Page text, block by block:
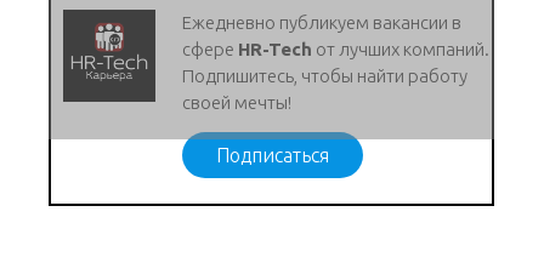
Ежедневно публикуем вакансии в
сфере HR-Tech от лучших компаний.
Подпишитесь, чтобы найти работу
своей мечты!
Подписаться